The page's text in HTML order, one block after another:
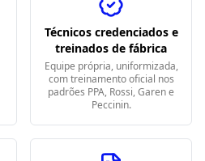
Técnicos credenciados e
treinados de fábrica
Equipe própria, uniformizada,
com treinamento oficial nos
padrões PPA, Rossi, Garen e
Peccinin.